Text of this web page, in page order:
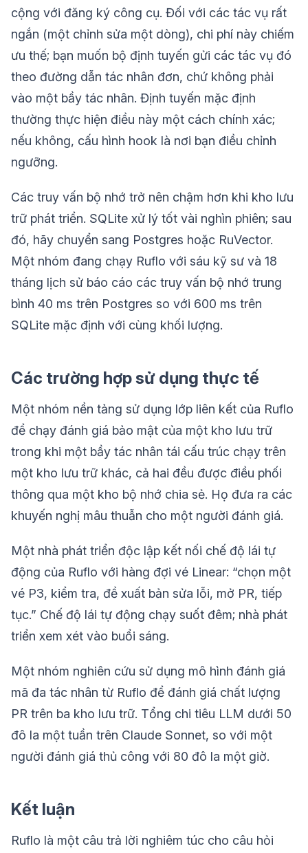
cộng với đăng ký công cụ. Đối với các tác vụ rất
ngắn (một chỉnh sửa một dòng), chi phí này chiếm
ưu thế; bạn muốn bộ định tuyến gửi các tác vụ đó
theo đường dẫn tác nhân đơn, chứ không phải
vào một bầy tác nhân. Định tuyến mặc định
thường thực hiện điều này một cách chính xác;
nếu không, cấu hình hook là nơi bạn điều chỉnh
ngưỡng.
Các truy vấn bộ nhớ trở nên chậm hơn khi kho lưu
trữ phát triển. SQLite xử lý tốt vài nghìn phiên; sau
đó, hãy chuyển sang Postgres hoặc RuVector.
Một nhóm đang chạy Ruflo với sáu kỹ sư và 18
tháng lịch sử báo cáo các truy vấn bộ nhớ trung
bình 40 ms trên Postgres so với 600 ms trên
SQLite mặc định với cùng khối lượng.
Các trường hợp sử dụng thực tế
Một nhóm nền tảng sử dụng lớp liên kết của Ruflo
để chạy đánh giá bảo mật của một kho lưu trữ
trong khi một bầy tác nhân tái cấu trúc chạy trên
một kho lưu trữ khác, cả hai đều được điều phối
thông qua một kho bộ nhớ chia sẻ. Họ đưa ra các
khuyến nghị mâu thuẫn cho một người đánh giá.
Một nhà phát triển độc lập kết nối chế độ lái tự
động của Ruflo với hàng đợi vé Linear: “chọn một
vé P3, kiểm tra, đề xuất bản sửa lỗi, mở PR, tiếp
tục.” Chế độ lái tự động chạy suốt đêm; nhà phát
triển xem xét vào buổi sáng.
Một nhóm nghiên cứu sử dụng mô hình đánh giá
mã đa tác nhân từ Ruflo để đánh giá chất lượng
PR trên ba kho lưu trữ. Tổng chi tiêu LLM dưới 50
đô la một tuần trên Claude Sonnet, so với một
người đánh giá thủ công với 80 đô la một giờ.
Kết luận
Ruflo là một câu trả lời nghiêm túc cho câu hỏi